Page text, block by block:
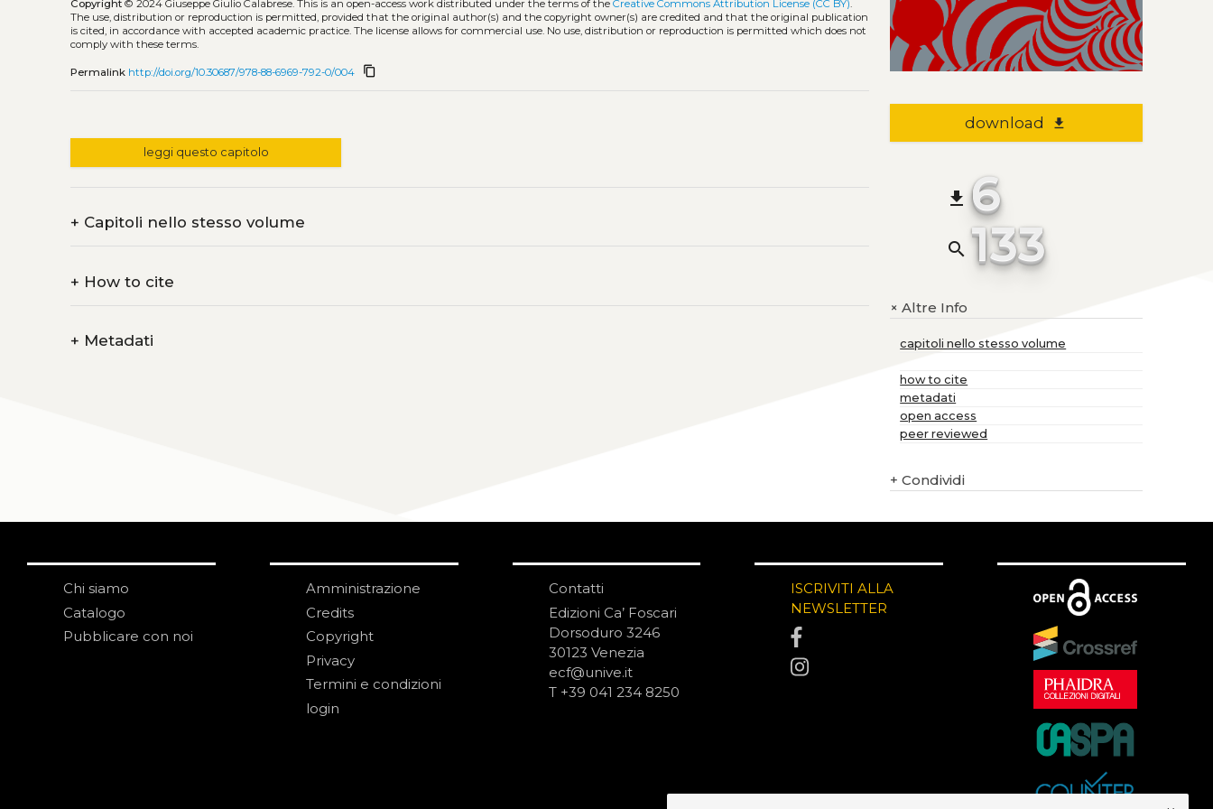
Copyright © 2024 Giuseppe Giulio Calabrese.This is an open-access work distributed under the terms of theCreative Commons Attribution License (CC BY)
The use, distribution or reproduction is permitted, provided that the original author(s) and the copyright owner(s) are credited and that the original publication
is cited, in accordance with accepted academic practice. The license allows for commercial use. No use, distribution or reproduction is permitted which does not
comply with these terms.
Permalink http://doi.org/10.30687/978-88-6969-792-0/004 content_copy
leggi questo capitolo
+ Capitoli nello stesso volume
+ How to cite
+ Metadati
download file_download
file_download 6
search 133
+Altre Info
capitoli nello stesso volume
how to cite
metadati
open access
peer reviewed
+ Condividi
Chi siamo
Catalogo
Pubblicare con noi
Amministrazione
Credits
Copyright
Privacy
Termini e condizioni
login
Contatti
Edizioni Ca’ Foscari
Dorsoduro 3246
30123 Venezia
ecf@unive.it
T +39 041 234 8250
ISCRIVITI ALLA
NEWSLETTER